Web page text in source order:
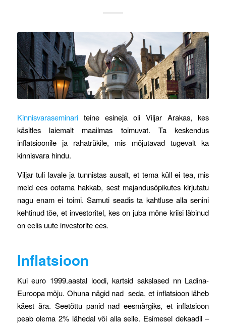
Kinnisvaraseminariteine esineja oli Viljar Arakas, kes
käsitles laiemalt maailmas toimuvat. Ta keskendus
inflatsioonile ja rahatrükile, mis mõjutavad tugevalt ka
kinnisvara hindu.
Viljar tuli lavale ja tunnistas ausalt, et tema küll ei tea, mis
meid ees ootama hakkab, sest majandusõpikutes kirjutatu
nagu enam ei toimi. Samuti seadis ta kahtluse alla senini
kehtinud tõe, et investoritel, kes on juba mõne kriisi läbinud
on eelis uute investorite ees.
Inflatsioon
Kui euro 1999.aastal loodi, kartsid sakslased nn Ladina-
Euroopa mõju. Ohuna nägid nad seda, et inflatsioon läheb
käest ära. Seetõttu panid nad eesmärgiks, et inflatsioon
peab olema 2% lähedal või alla selle. Esimesel dekaadil –